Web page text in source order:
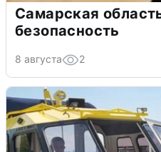
Самарская
безопасность
8 августа 2